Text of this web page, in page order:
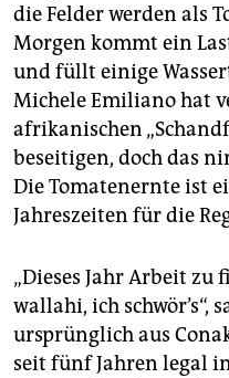
die Felder werden als
Morgen kommt ein
und füllt einige
Michele Emiliano hat
afrikanischen
beseitigen, doch das
Die Tomatenernte ist
Jahreszeiten für die
„Dieses Jahr Arbeit zu
wallahi, ich schwör’s“,
ursprünglich aus
seit fünf Jahren legal